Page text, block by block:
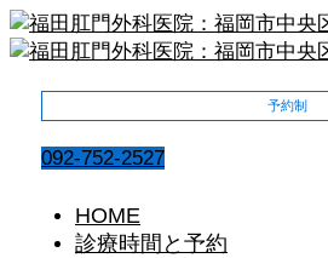
予約制
092-752-2527
HOME
診療時間と予約